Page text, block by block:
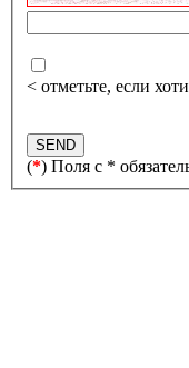
< отметьте, если
(*) Поля с *